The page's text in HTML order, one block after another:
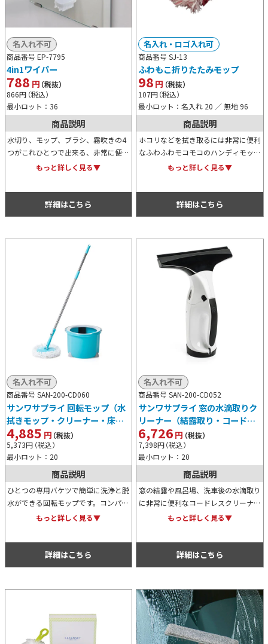
商品番号 EP-7795
4in1ワイパー
788 円（税抜）
866円（税込）
最小ロット：36
名入れ不可
商品説明
水切り、モップ、ブラシ、霧吹きの4
つがこれひとつで出来る、非常に便利
なお掃除アイテムです。お風呂場の掃
応可能なため幅広くご活用いただけま
もっと詳しく見る▼
詳細はこちら
商品番号 SJ-13
ふわもこ折りたたみモップ
98円（税抜）
107円（税込）
最小ロット：名入れ 20 ／ 無地 96
名入れ・ロゴ入れ可
商品説明
ホコリなどを拭き取るには非常に便利
なふわふわモコモコのハンディモップ
です。モップの柄の宇文は折りたたむ
能なため、販促用にもおすすめ。
もっと詳しく見る▼
詳細はこちら
商品番号 SAN-200-CD060
サンワサプライ 回転モップ（水
拭きモップ・クリーナー・床掃
除・床モップ）
4,885 円（税抜）
5,373円（税込）
最小ロット：20
名入れ不可
商品説明
ひとつの専用バケツで簡単に洗浄と脱
水ができる回転モップです。コンパク
トなサイズ感のバケツに加え、モップ
も困らない点も高ポイントです。
もっと詳しく見る▼
詳細はこちら
商品番号 SAN-200-CD052
サンワサプライ 窓の水滴取りク
リーナー（結露取り・コードレ
ス・充電式）
6,726円（税抜）
7,398円（税込）
最小ロット：20
名入れ不可
商品説明
窓の結露や風呂場、洗車後の水滴取り
に非常に便利なコードレスクリーナー
です。スキージで水滴を効率良くあつ
手を汚すこともなく手入れも簡単！
もっと詳しく見る▼
詳細はこちら